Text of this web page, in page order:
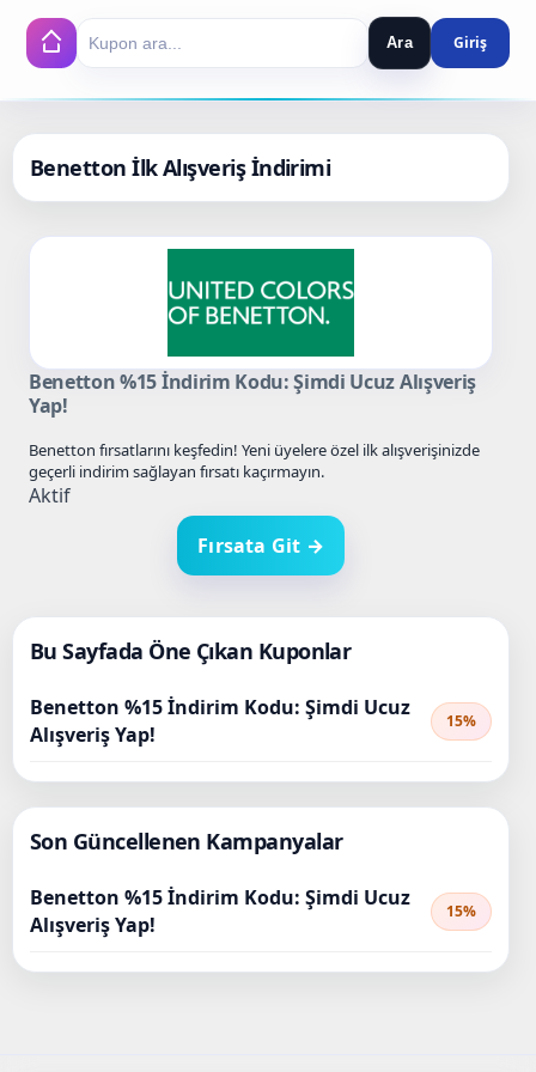
Search Ara
Benetton İlk Alışveriş İndirimi
Benetton %15 İndirim Kodu: Şimdi Ucuz Alışveriş
Yap!
Benetton fırsatlarını keşfedin! Yeni üyelere özel ilk alışverişinizde
geçerli indirim sağlayan fırsatı kaçırmayın.
Aktif
Fırsata Git →
Bu Sayfada Öne Çıkan Kuponlar
Benetton %15 İndirim Kodu: Şimdi Ucuz
Alışveriş Yap!
15%
Son Güncellenen Kampanyalar
Benetton %15 İndirim Kodu: Şimdi Ucuz
Alışveriş Yap!
15%